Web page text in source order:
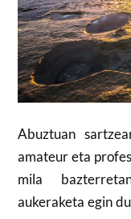
Abuztuan
amateur eta
mila
aukeraketa egin